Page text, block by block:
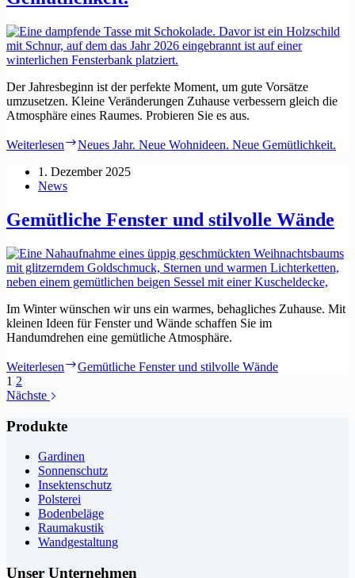
Der Jahresbeginn ist der perfekte Moment, um gute Vorsätze
umzusetzen. Kleine Veränderungen Zuhause verbessern gleich die
Atmosphäre eines Raumes. Probieren Sie es aus.
Weiterlesen
Neues Jahr. Neue Wohnideen. Neue Gemütlichkeit.
1. Dezember 2025
News
Gemütliche Fenster und stilvolle Wände
Im Winter wünschen wir uns ein warmes, behagliches Zuhause. Mit
kleinen Ideen für Fenster und Wände schaffen Sie im
Handumdrehen eine gemütliche Atmosphäre.
Weiterlesen
Gemütliche Fenster und stilvolle Wände
1 2
Nächste
Produkte
Gardinen
Sonnenschutz
Insektenschutz
Polsterei
Bodenbeläge
Raumakustik
Wandgestaltung
Unser Unternehmen